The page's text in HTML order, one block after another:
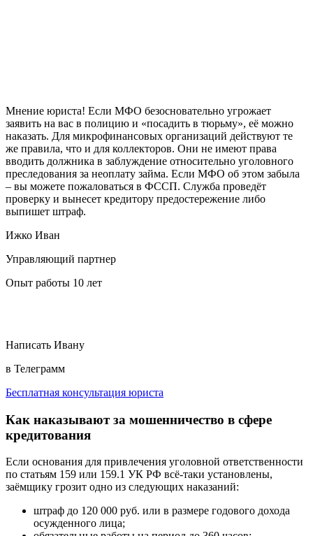
Мнение юриста! Если МФО безосновательно угрожает
заявить на вас в полицию и «посадить в тюрьму», её можно
наказать. Для микрофинансовых организаций действуют те
же правила, что и для коллекторов. Они не имеют права
вводить должника в заблуждение относительно уголовного
преследования за неоплату займа. Если МФО об этом забыла
– вы можете пожаловаться в ФССП. Служба проведёт
проверку и вынесет кредитору предостережение либо
выпишет штраф.
Ижко Иван
Управляющий партнер
Опыт работы 10 лет
Написать Ивану
в Телеграмм
Бесплатная консультация юриста
Как наказывают за мошенничество в сфере
кредитования
Если основания для привлечения уголовной ответственности
по статьям 159 или 159.1 УК РФ всё-таки установлены,
заёмщику грозит одно из следующих наказаний:
штраф до 120 000 руб. или в размере годового дохода
осужденного лица;